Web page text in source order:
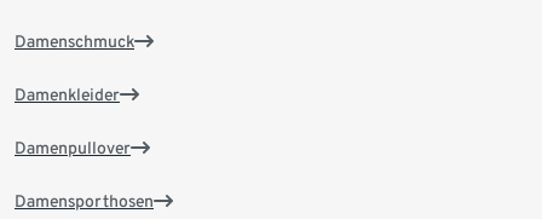
Damenschmuck
Damenkleider
Damenpullover
Damensporthosen